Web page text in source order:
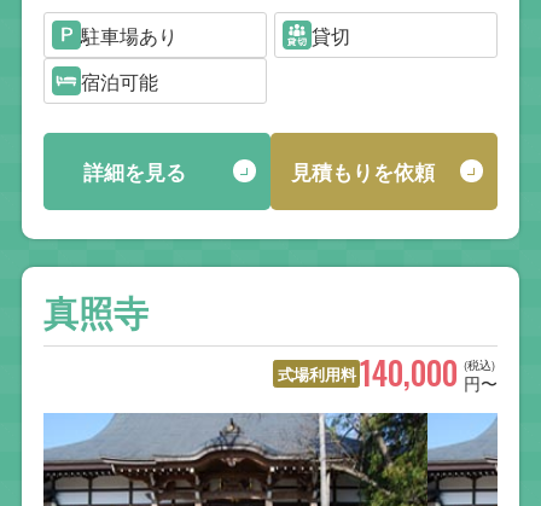
駐車場あり
貸切
宿泊可能
詳細を見る 見積もりを依頼
真照寺
式場利用料 (税込)
140,000 円〜